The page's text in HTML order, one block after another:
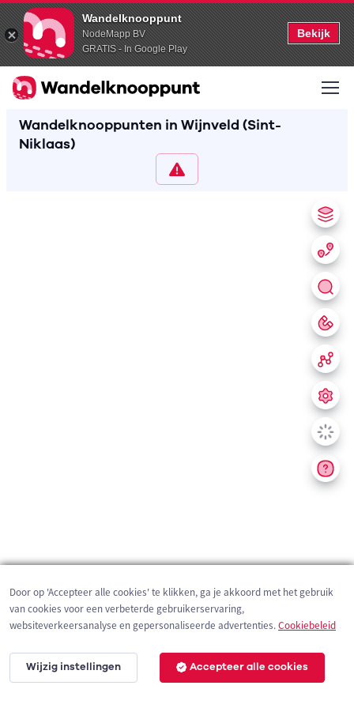
Wandelknooppunt
NodeMapp BV
GRATIS - In Google Play
Bekijk
Wandelknooppunten in Wijnveld (Sint-
Niklaas)
200 m
Door op 'Accepteer alle cookies' te klikken, ga je akkoord met het gebruik
van cookies voor een verbeterde gebruikerservaring,
websiteverkeersanalyse en gepersonaliseerde advertenties.Cookiebeleid
Wijzig instellingen Accepteer alle cookies